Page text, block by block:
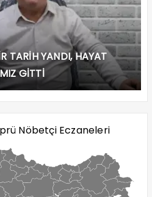
TARİH YANDI, HAYAT
GİTTİ